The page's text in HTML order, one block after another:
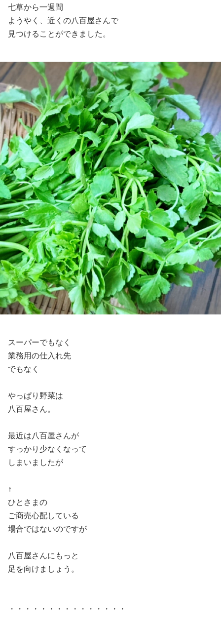
七草から一週間
ようやく、近くの八百屋さんで
見つけることができました。
スーパーでもなく
業務用の仕入れ先
でもなく
やっぱり野菜は
八百屋さん。
最近は八百屋さんが
すっかり少なくなって
しまいましたが
↑
ひとさまの
ご商売心配している
場合ではないのですが
八百屋さんにもっと
足を向けましょう。
・・・・・・・・・・・・・・・